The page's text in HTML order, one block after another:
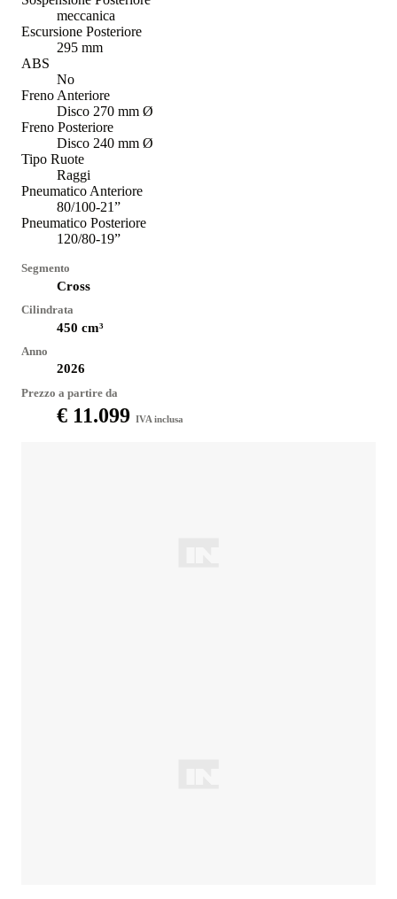
meccanica
Escursione Posteriore
295 mm
ABS
No
Freno Anteriore
Disco 270 mm Ø
Freno Posteriore
Disco 240 mm Ø
Tipo Ruote
Raggi
Pneumatico Anteriore
80/100-21”
Pneumatico Posteriore
120/80-19”
Segmento
Cross
Cilindrata
450 cm³
Anno
2026
Prezzo a partire da
€ 11.099 IVA inclusa